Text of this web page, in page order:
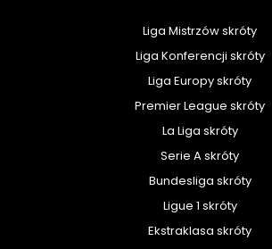
Liga Mistrzów skróty
Liga Konferencji skróty
Liga Europy skróty
Premier League skróty
La Liga skróty
Serie A skróty
Bundesliga skróty
Ligue 1 skróty
Ekstraklasa skróty